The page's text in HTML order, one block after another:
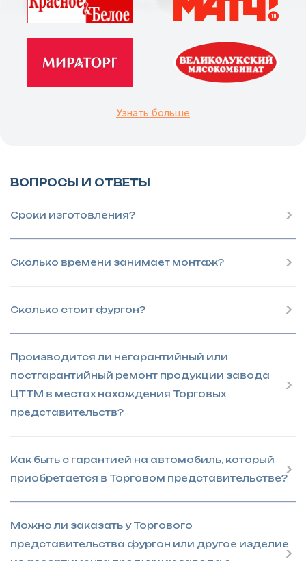
Узнать больше
ВОПРОСЫ И ОТВЕТЫ
Сроки изготовления?
Сколько времени занимает монтаж?
Сколько стоит фургон?
Производится ли негарантийный или
постгарантийный ремонт продукции завода
ЦТТМ в местах нахождения Торговых
представительств?
Как быть с гарантией на автомобиль, который
приобретается в Торговом представительстве?
Можно ли заказать у Торгового
представительства фургон или другое изделие